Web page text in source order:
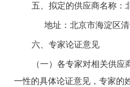
五、拟定的供应商名称：
地址：北京市海淀区
六、专家论证意见
（一）各专家对相关供
一性的具体论证意见，专家的